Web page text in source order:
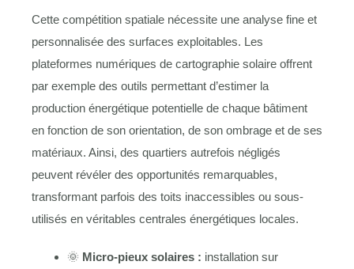
Cette compétition spatiale nécessite une analyse fine et
personnalisée des surfaces exploitables. Les
plateformes numériques de cartographie solaire offrent
par exemple des outils permettant d’estimer la
production énergétique potentielle de chaque bâtiment
en fonction de son orientation, de son ombrage et de ses
matériaux. Ainsi, des quartiers autrefois négligés
peuvent révéler des opportunités remarquables,
transformant parfois des toits inaccessibles ou sous-
utilisés en véritables centrales énergétiques locales.
🌞 Micro-pieux solaires : installation sur